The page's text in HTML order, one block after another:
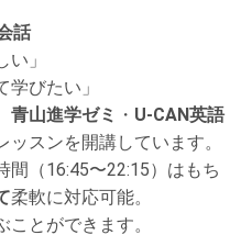
話
」
学びたい」
青山進学ゼミ ・ U-CAN英語
スンを開講しています。
間（16:45〜22:15）はもち
柔軟に対応可能。
ことができます。